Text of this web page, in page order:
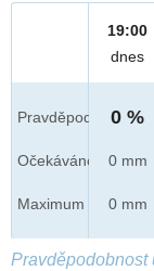
Pravděpod.
Očekáváno
Maximum
19:00
dnes
0 %
0 mm
0 mm
Pravděpodobnost